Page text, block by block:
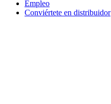
Empleo
Conviértete en distribuidor